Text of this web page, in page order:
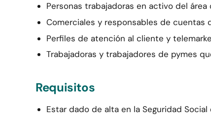
Personas trabajadoras en activo del
Comerciales y responsables de
Perfiles de atención al cliente y
Trabajadoras y trabajadores de pymes
Requisitos
Estar dado de alta en la Seguridad